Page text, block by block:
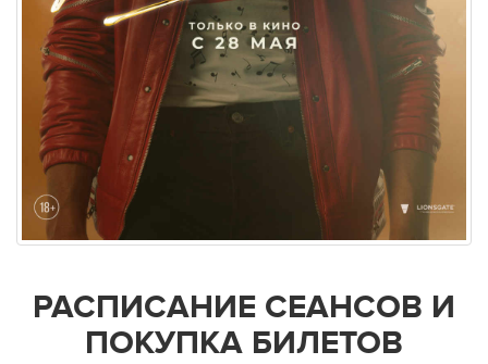
РАСПИСАНИЕ СЕАНСОВ И
ПОКУПКА БИЛЕТОВ